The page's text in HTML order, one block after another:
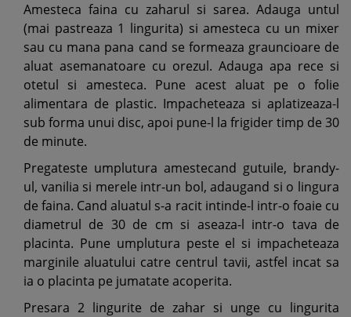
Amesteca faina cu zaharul si sarea. Adauga untul
(mai pastreaza 1 lingurita) si amesteca cu un mixer
sau cu mana pana cand se formeaza grauncioare de
aluat asemanatoare cu orezul. Adauga apa rece si
otetul si amesteca. Pune acest aluat pe o folie
alimentara de plastic. Impacheteaza si aplatizeaza-l
sub forma unui disc, apoi pune-l la frigider timp de 30
de minute.
Pregateste umplutura amestecand gutuile, brandy-
ul, vanilia si merele intr-un bol, adaugand si o lingura
de faina. Cand aluatul s-a racit intinde-l intr-o foaie cu
diametrul de 30 de cm si aseaza-l intr-o tava de
placinta. Pune umplutura peste el si impacheteaza
marginile aluatului catre centrul tavii, astfel incat sa
ia o placinta pe jumatate acoperita.
Presara 2 lingurite de zahar si unge cu lingurita